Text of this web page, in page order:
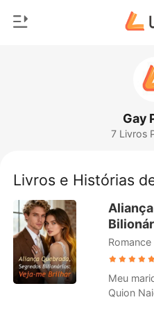
Baixar App
Lobisomem
Romance
Bilionários
Ranking
Gay
7 Livros
Livros e Histórias
Romance
Meu
Quion